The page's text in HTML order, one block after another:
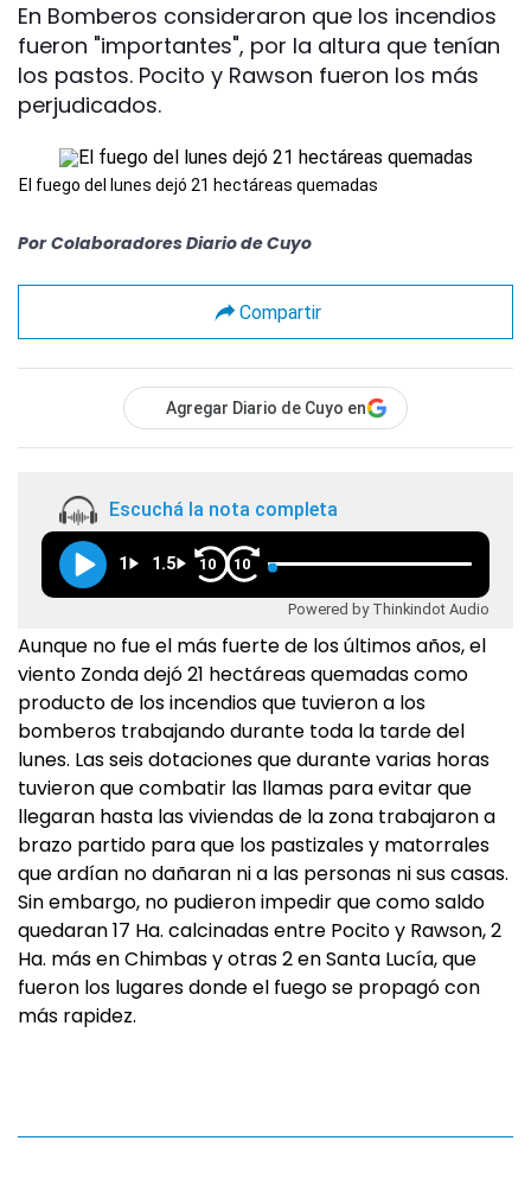
En Bomberos consideraron que los incendios
fueron "importantes", por la altura que tenían
los pastos. Pocito y Rawson fueron los más
perjudicados.
El fuego del lunes dejó 21 hectáreas quemadas
Por Colaboradores Diario de Cuyo
Compartir
Agregar Diario de Cuyo en
Escuchá la nota completa
1 1.5 10 10
Powered by Thinkindot Audio
Aunque no fue el más fuerte de los últimos años, el
viento Zonda dejó 21 hectáreas quemadas como
producto de los incendios que tuvieron a los
bomberos trabajando durante toda la tarde del
lunes. Las seis dotaciones que durante varias horas
tuvieron que combatir las llamas para evitar que
llegaran hasta las viviendas de la zona trabajaron a
brazo partido para que los pastizales y matorrales
que ardían no dañaran ni a las personas ni sus casas.
Sin embargo, no pudieron impedir que como saldo
quedaran 17 Ha. calcinadas entre Pocito y Rawson, 2
Ha. más en Chimbas y otras 2 en Santa Lucía, que
fueron los lugares donde el fuego se propagó con
más rapidez.